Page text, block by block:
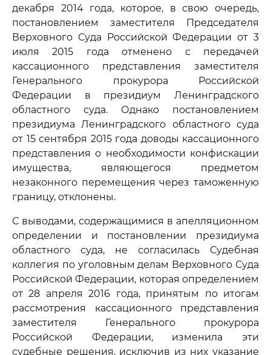
декабря 2014 года, которое, в свою очередь,
постановлением заместителя Председателя
Верховного Суда Российской Федерации от 3
июля 2015 года отменено с передачей
кассационного представления заместителя
Генерального прокурора Российской
Федерации в президиум Ленинградского
областного суда. Однако постановлением
президиума Ленинградского областного суда
от 15 сентября 2015 года доводы кассационного
представления о необходимости конфискации
имущества, являющегося предметом
незаконного перемещения через таможенную
границу, отклонены.
С выводами, содержащимися в апелляционном
определении и постановлении президиума
областного суда, не согласилась Судебная
коллегия по уголовным делам Верховного Суда
Российской Федерации, которая определением
от 28 апреля 2016 года, принятым по итогам
рассмотрения кассационного представления
заместителя Генерального прокурора
Российской Федерации, изменила эти
судебные решения, исключив из них указание